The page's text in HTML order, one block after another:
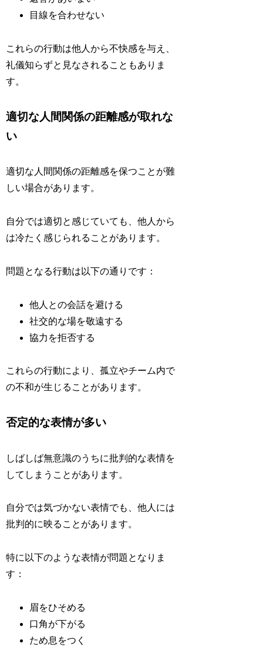
目線を合わせない
これらの行動は他人から不快感を与え、
礼儀知らずと見なされることもありま
す。
適切な人間関係の距離感が取れな
い
適切な人間関係の距離感を保つことが難
しい場合があります。
自分では適切と感じていても、他人から
は冷たく感じられることがあります。
問題となる行動は以下の通りです：
他人との会話を避ける
社交的な場を敬遠する
協力を拒否する
これらの行動により、孤立やチーム内で
の不和が生じることがあります。
否定的な表情が多い
しばしば無意識のうちに批判的な表情を
してしまうことがあります。
自分では気づかない表情でも、他人には
批判的に映ることがあります。
特に以下のような表情が問題となりま
す：
眉をひそめる
口角が下がる
ため息をつく